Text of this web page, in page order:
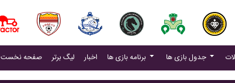
صفحه نخست لیگ برتر اخبار(current) برنامه بازی ها جدول بازی ها